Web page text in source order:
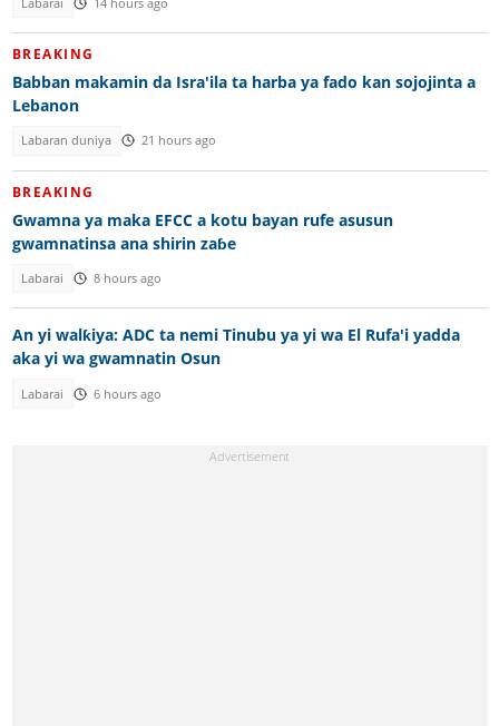
Labarai 14 hours ago
BREAKING
Babban makamin da Isra'ila ta harba ya fado kan sojojinta a
Lebanon
Labaran duniya 21 hours ago
BREAKING
Gwamna ya maka EFCC a kotu bayan rufe asusun
gwamnatinsa ana shirin zaɓe
Labarai 8 hours ago
An yi walƙiya: ADC ta nemi Tinubu ya yi wa El Rufa'i yadda
aka yi wa gwamnatin Osun
Labarai 6 hours ago